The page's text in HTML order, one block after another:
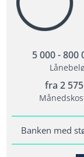
Tilbyr
Svar med en
Alderskrav: 20
5 000 - 800
fra 2 575
Banken med